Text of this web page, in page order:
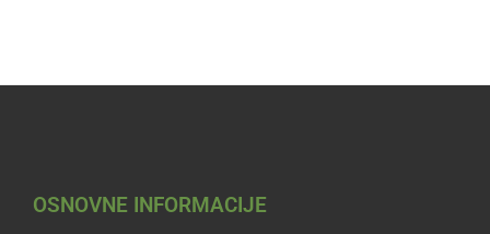
OSNOVNE INFORMACIJE